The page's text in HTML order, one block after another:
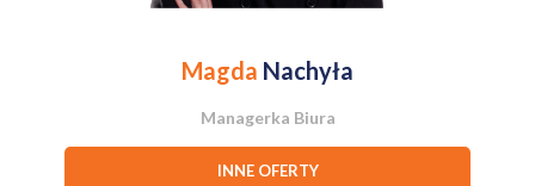
oraz wysoką jakość życia.
Magda Nachyła
Managerka Biura
INNE OFERTY